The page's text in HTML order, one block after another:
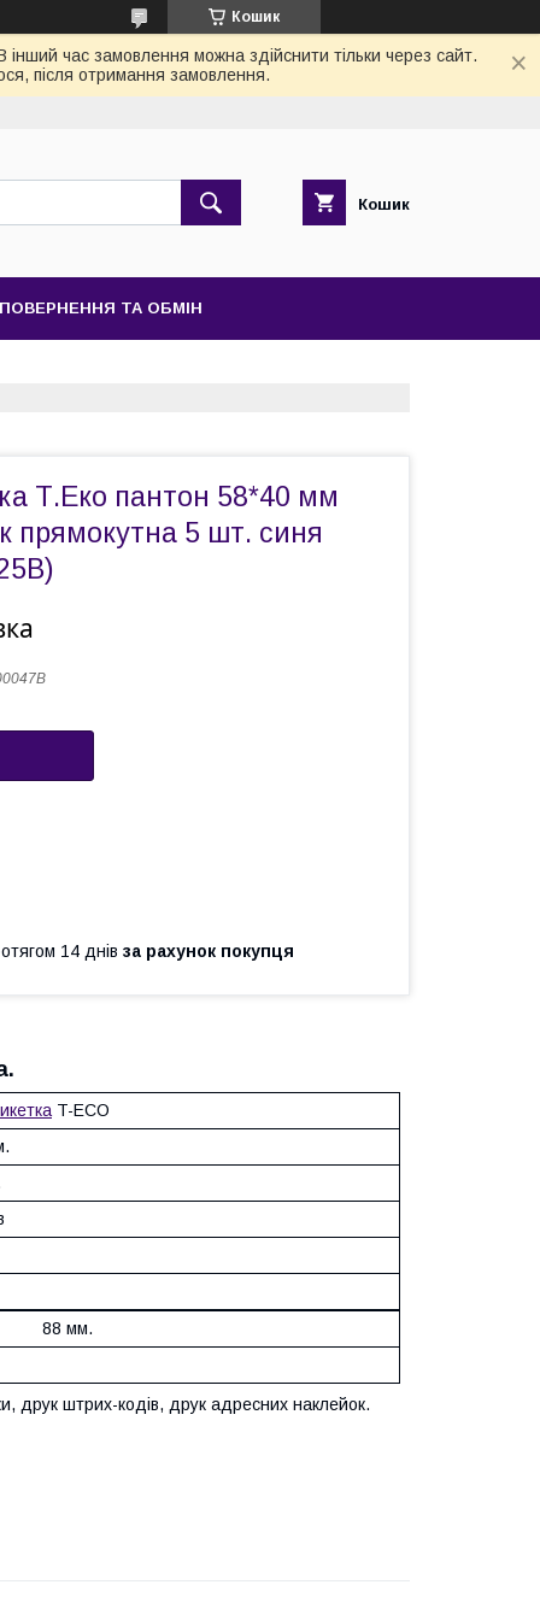
Кошик
час замовлення можна здійснити тільки через сайт.
після отримання замовлення.
Кошик
ПОВЕРНЕННЯ ТА ОБМІН
Т.Еко пантон 58*40 мм
прямокутна 5 шт. синя
14 днів за рахунок покупця
T-ECO
мм.
друк штрих-кодів, друк адресних наклейок.